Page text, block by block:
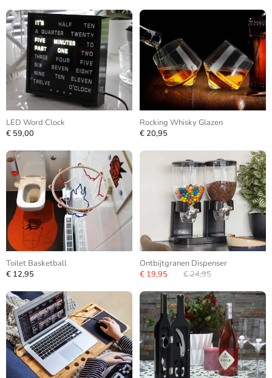
LED Word Clock
€ 59,00
Rocking Whisky Glazen
€ 20,95
Toilet Basketball
€ 12,95
Ontbijtgranen Dispenser
€ 19,95
€ 24,95